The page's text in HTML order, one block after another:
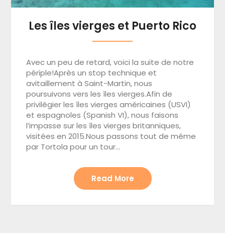
Les îles vierges et Puerto Rico
Avec un peu de retard, voici la suite de notre
périple!Après un stop technique et
avitaillement à Saint-Martin, nous
poursuivons vers les îles vierges.Afin de
privilégier les îles vierges américaines (USVI)
et espagnoles (Spanish VI), nous faisons
l’impasse sur les îles vierges britanniques,
visitées en 2015.Nous passons tout de même
par Tortola pour un tour…
Read More